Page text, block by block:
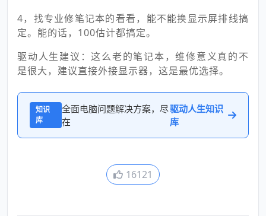
4，找专业修笔记本的看看，能不能换显示屏排线搞
定。能的话，100估计都搞定。
驱动人生建议：这么老的笔记本，维修意义真的不
是很大，建议直接外接显示器，这是最优选择。
知识
库
全面电脑问题解决方案，尽
在
驱动人生知识
库
16121